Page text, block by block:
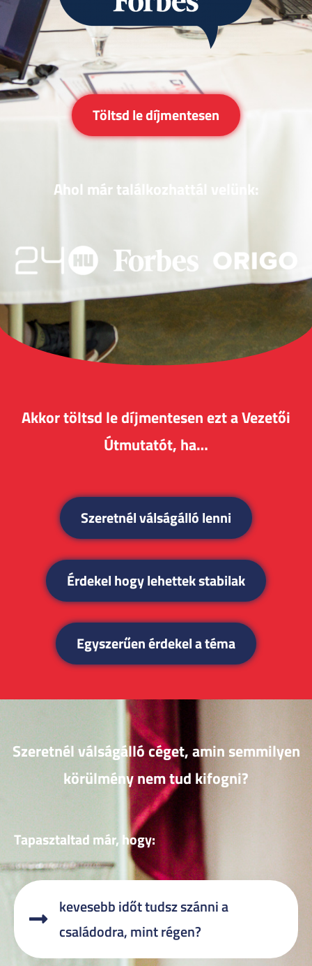
Töltsd le díjmentesen
Ahol már találkozhattál velünk:
Akkor töltsd le díjmentesen ezt a Vezetői
Útmutatót, ha…
Szeretnél válságálló lenni
Érdekel hogy lehettek stabilak
Egyszerűen érdekel a téma
Szeretnél válságálló céget, amin semmilyen
körülmény nem tud kifogni?
Tapasztaltad már, hogy:
kevesebb időt tudsz szánni a
családodra, mint régen?